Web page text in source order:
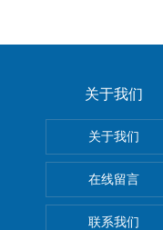
关于我们
关于我们
在线留言
联系我们